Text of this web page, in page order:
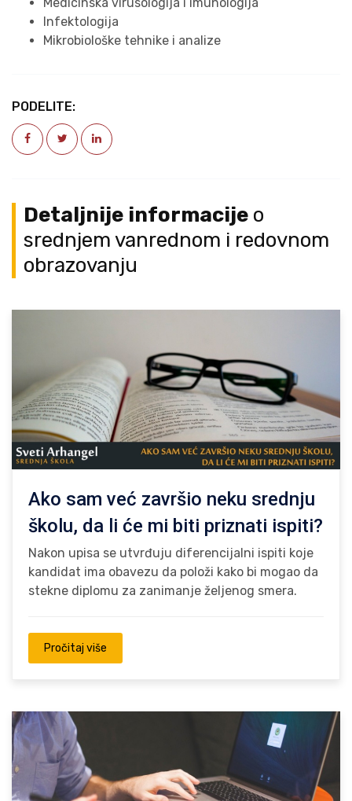
Medicinska virusologija i imunologija
Infektologija
Mikrobiološke tehnike i analize
PODELITE:
Detaljnije informacije o
srednjem vanrednom i redovnom
obrazovanju
Ako sam već završio neku srednju
školu, da li će mi biti priznati ispiti?
Nakon upisa se utvrđuju diferencijalni ispiti koje
kandidat ima obavezu da položi kako bi mogao da
stekne diplomu za zanimanje željenog smera.
Pročitaj više